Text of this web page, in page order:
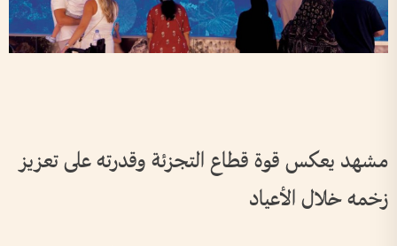
مشهد يعكس قوة قطاع التجزئة وقدرته على تعزيز
زخمه خلال الأعياد